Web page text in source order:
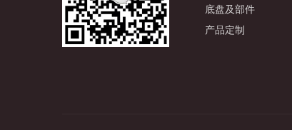
底盘及部件
产品定制